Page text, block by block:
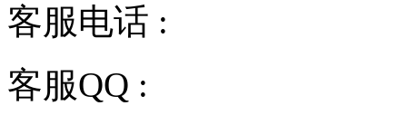
客服电话 :
客服QQ :